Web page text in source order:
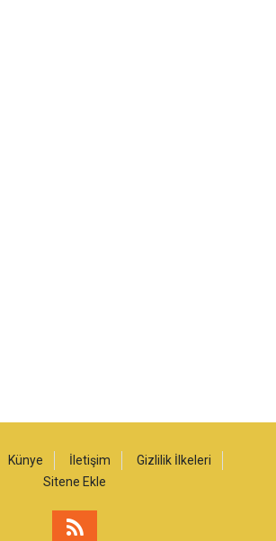
Künye İletişim
Gizlilik İlkeleri
Sitene Ekle